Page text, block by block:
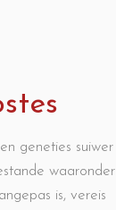
geneties suiwer
waaronder
is, vereis